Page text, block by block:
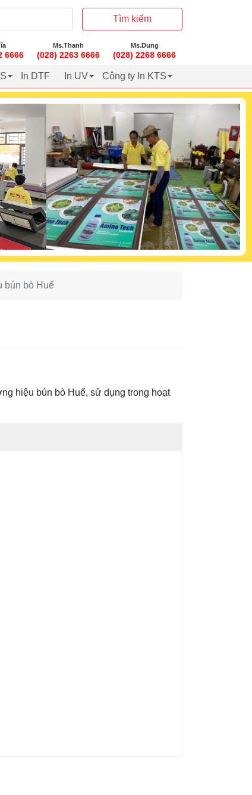
Tìm kiếm
6666
Ms.Thanh
(028) 2263 6666
Ms.Dung
(028) 2268 6666
In DTF In UV Công ty In KTS
bún bò Huế
hiệu bún bò Huế, sử dụng trong hoạt